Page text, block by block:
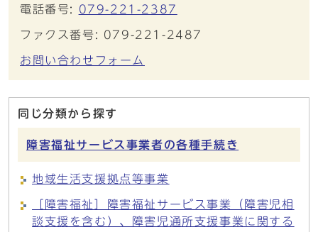
電話番号: 079-221-2387
ファクス番号: 079-221-2487
お問い合わせフォーム
同じ分類から探す
障害福祉サービス事業者の各種手続き
地域生活支援拠点等事業
［障害福祉］障害福祉サービス事業（障害児相
談支援を含む）、障害児通所支援事業に関する